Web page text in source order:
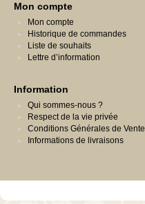
Mon compte
Mon compte
Historique de commandes
Liste de souhaits
Lettre d’information
Information
Qui sommes-nous ?
Respect de la vie privée
Conditions Générales de Vente
Informations de livraisons